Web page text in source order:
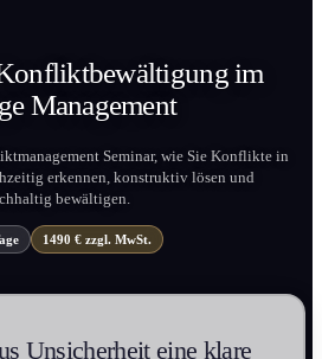
im
Management
Seminar, wie Sie Konflikte in
erkennen, konstruktiv lösen und
bewältigen.
1490 € zzgl. MwSt.
Unsicherheit eine klare